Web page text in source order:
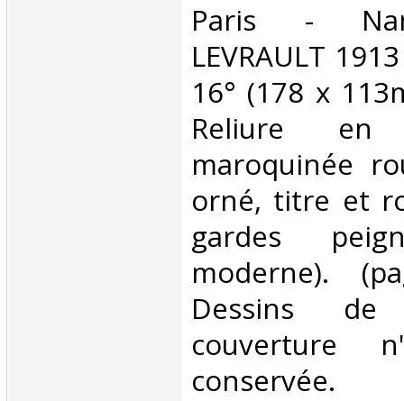
‎Paris -
LEVRAULT
16° (178 x
Reliure en
maroquinée
orné, titre et
gardes
moderne).
Dessins
couverture
conservée. ‎